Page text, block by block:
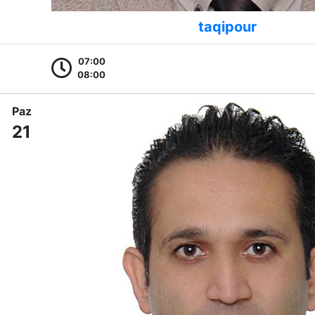
taqipour
07:00
08:00
Paz
21